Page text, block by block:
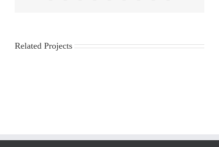
Related Projects